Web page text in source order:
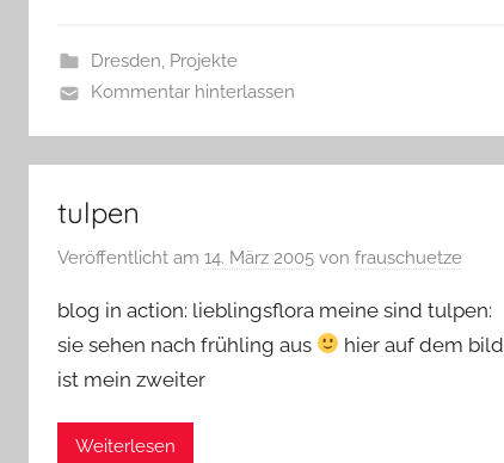
Dresden, Projekte
Kommentar hinterlassen
tulpen
Veröffentlicht am 14. März 2005 von frauschuetze
blog in action: lieblingsflora meine sind tulpen:
sie sehen nach frühling aus
hier auf dem bild
ist mein zweiter
Weiterlesen